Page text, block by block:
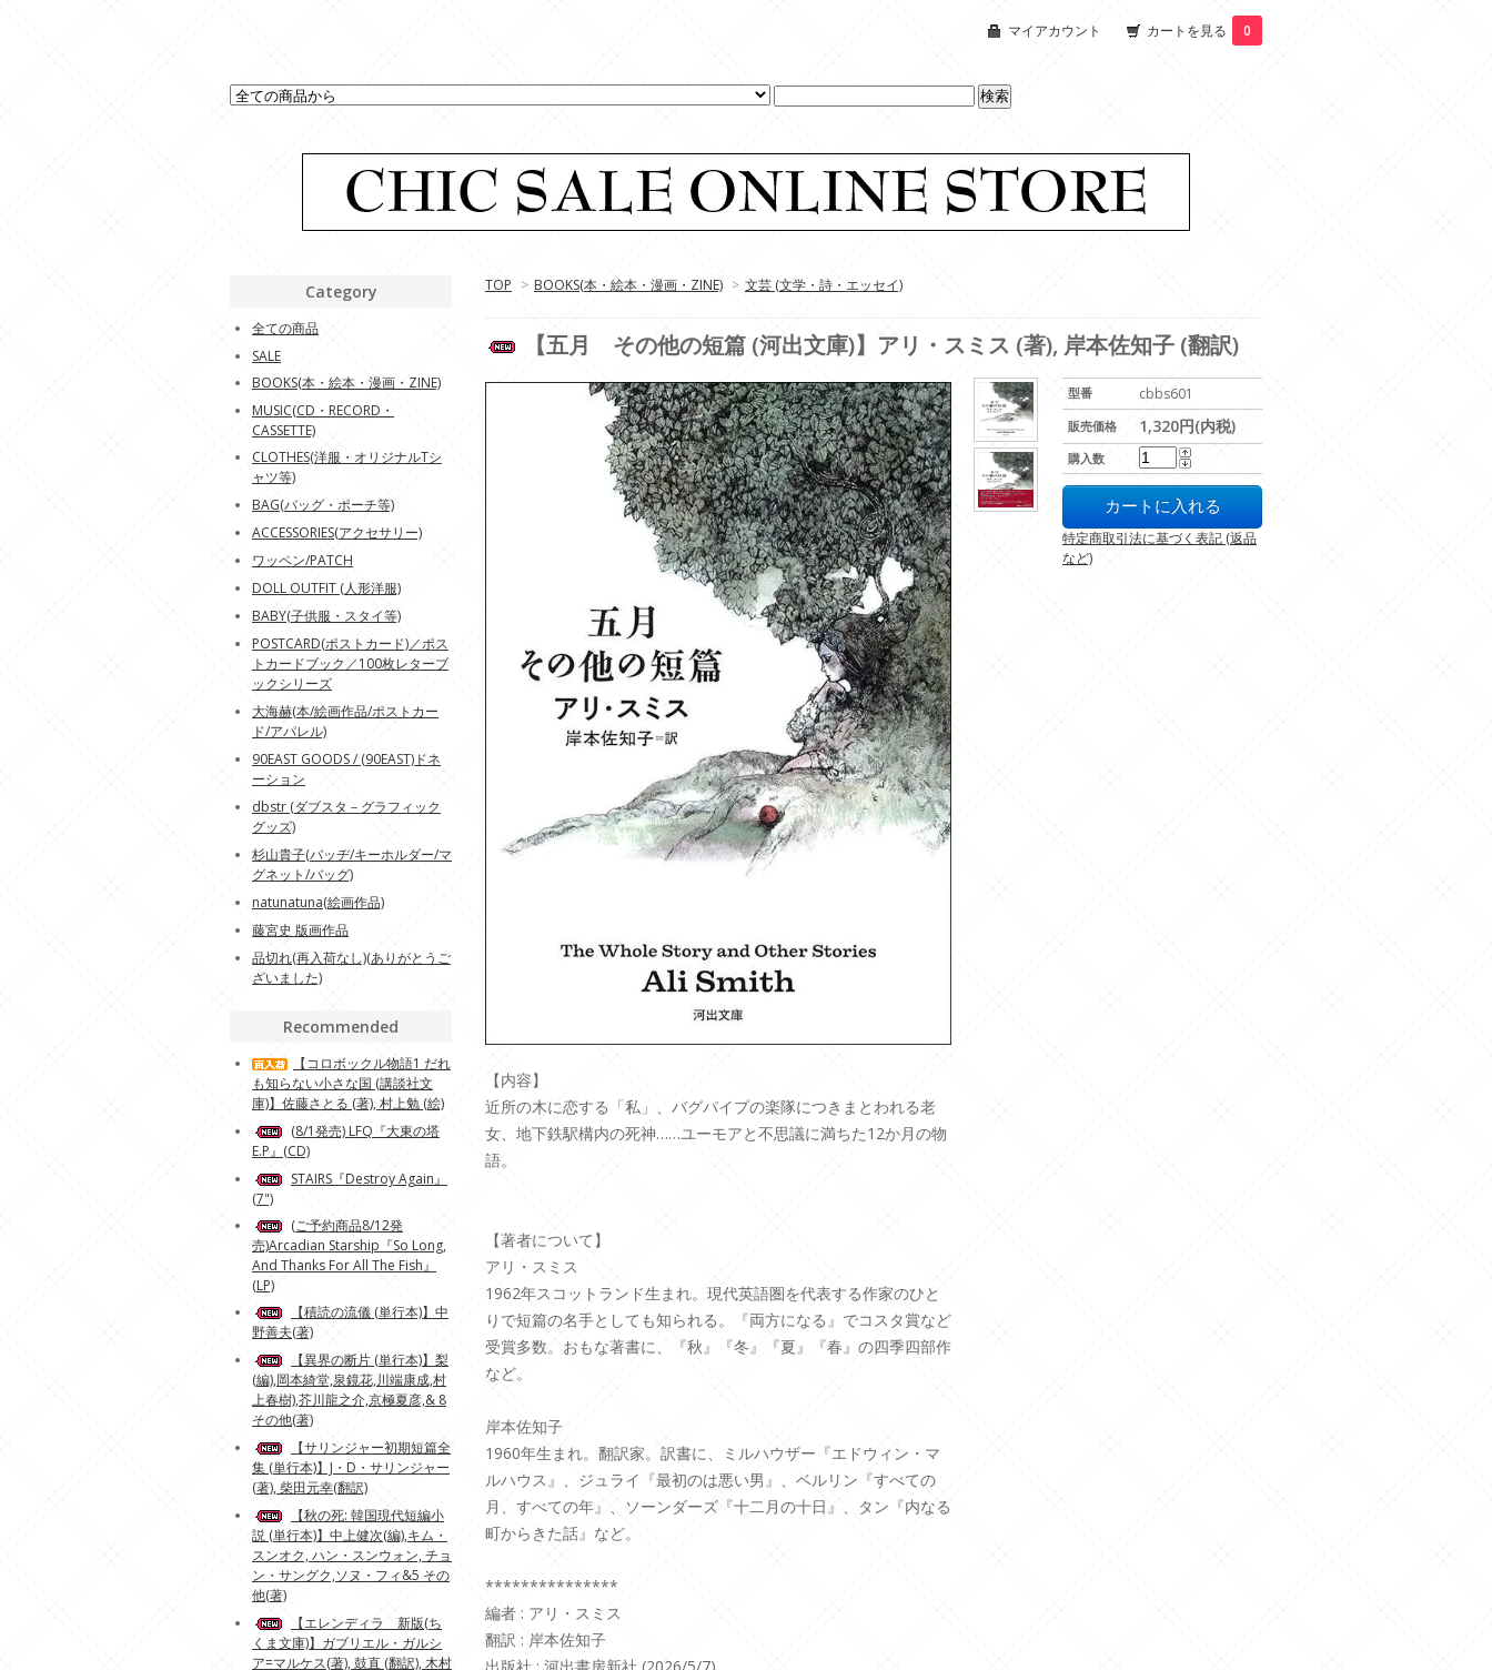
マイアカウント カートを見る 0
TOP > BOOKS(本・絵本・漫画・ZINE) > 文芸 (文学・詩・エッセイ)
【五月 その他の短篇 (河出文庫)】アリ・スミス (著), 岸本佐知子 (翻訳)
型番 cbbs601
販売価格 1,320円(内税)
購入数
特定商取引法に基づく表記 (返品
など)
【内容】
近所の木に恋する「私」、バグパイプの楽隊につきまとわれる老
女、地下鉄駅構内の死神……ユーモアと不思議に満ちた12か月の物
語。
【著者について】
アリ・スミス
1962年スコットランド生まれ。現代英語圏を代表する作家のひと
りで短篇の名手としても知られる。『両方になる』でコスタ賞など
受賞多数。おもな著書に、『秋』『冬』『夏』『春』の四季四部作
など。
岸本佐知子
1960年生まれ。翻訳家。訳書に、ミルハウザー『エドウィン・マ
ルハウス』、ジュライ『最初のは悪い男』、ベルリン『すべての
月、すべての年』、ソーンダーズ『十二月の十日』、タン『内なる
町からきた話』など。
***************
編者 : アリ・スミス
翻訳 : 岸本佐知子
Category
全ての商品
SALE
BOOKS(本・絵本・漫画・ZINE)
MUSIC(CD・RECORD・
CASSETTE)
CLOTHES(洋服・オリジナルTシ
ャツ等)
BAG(バッグ・ポーチ等)
ACCESSORIES(アクセサリー)
ワッペン/PATCH
DOLL OUTFIT (人形洋服)
BABY(子供服・スタイ等)
POSTCARD(ポストカード)／ポス
トカードブック／100枚レターブ
ックシリーズ
大海赫(本/絵画作品/ポストカー
ド/アパレル)
90EAST GOODS / (90EAST)ドネ
ーション
dbstr (ダブスタ－グラフィック
グッズ)
杉山貴子(バッヂ/キーホルダー/マ
グネット/バッグ)
natunatuna(絵画作品)
藤宮史 版画作品
品切れ(再入荷なし)(ありがとうご
ざいました)
Recommended
【コロボックル物語1 だれ
も知らない小さな国 (講談社文
庫)】佐藤さとる (著), 村上勉 (絵)
(8/1発売) LFQ『大東の塔
E.P』(CD)
STAIRS『Destroy Again』
(7")
(ご予約商品8/12発
売)Arcadian Starship『So Long,
And Thanks For All The Fish』
(LP)
【積読の流儀 (単行本)】中
野善夫(著)
【異界の断片 (単行本)】梨
(編),岡本綺堂,泉鏡花,川端康成,村
上春樹),芥川龍之介,京極夏彦,& 8
その他(著)
【サリンジャー初期短篇全
集 (単行本)】J・D・サリンジャー
(著), 柴田元幸(翻訳)
【秋の死: 韓国現代短編小
説 (単行本)】中上健次(編),キム・
スンオク, ハン・スンウォン, チョ
ン・サングク,ソヌ・フィ&5 その
他(著)
【エレンディラ 新版(ち
くま文庫)】ガブリエル・ガルシ
ア=マルケス(著), 鼓直 (翻訳), 木村